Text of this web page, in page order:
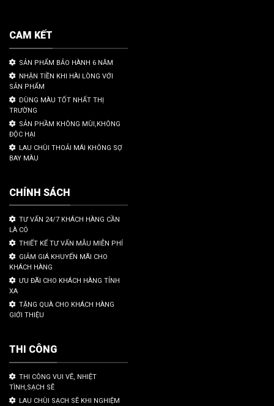
CAM KẾT
SẢN PHẨM BẢO HÀNH 6 NĂM
NHẬN TIỀN KHI HÀI LÒNG VỚI
SẢN PHẨM
DÙNG MÀU TỐT NHẤT THỊ
TRƯỜNG
SẢN PHẦM KHÔNG MÙI,KHÔNG
ĐỘC HẠI
LAU CHÙI THOẢI MÁI KHÔNG SỢ
BAY MÀU
CHÍNH SÁCH
TƯ VẤN 24/7 KHÁCH HÀNG CẦN
LÀ CÓ
THIẾT KẾ TƯ VẤN MẪU MIỄN PHÍ
GIẢM GIÁ KHUYẾN MÃI CHO
KHÁCH HÀNG
ƯU ĐÃI CHO KHÁCH HÀNG TỈNH
XA
TẶNG QUÀ CHO KHÁCH HÀNG
GIỚI THIỆU
THI CÔNG
THI CÔNG VUI VẼ, NHIỆT
TÌNH,SẠCH SẼ
LAU CHÙI SẠCH SẼ KHI NGHIỆM